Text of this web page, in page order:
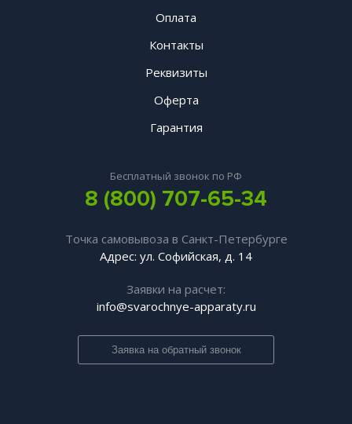
Оплата
Контакты
Реквизиты
Оферта
Гарантия
Бесплатный звонок по РФ
8 (800) 707-65-34
Точка самовывоза в Санкт-Петербурге
Адрес: ул. Софийская, д. 14
Заявки на расчет:
info@svarochnye-apparaty.ru
Заявка на обратный звонок